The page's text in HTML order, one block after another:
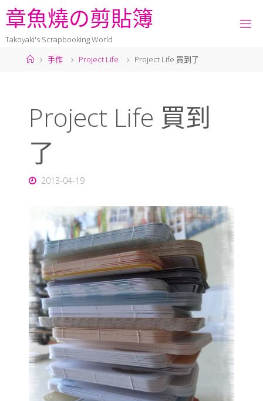
章魚燒の剪貼簿
Takoyaki's Scrapbooking World
手作
Project Life Project Life 買到了
Project Life 買到
了
2013-04-19